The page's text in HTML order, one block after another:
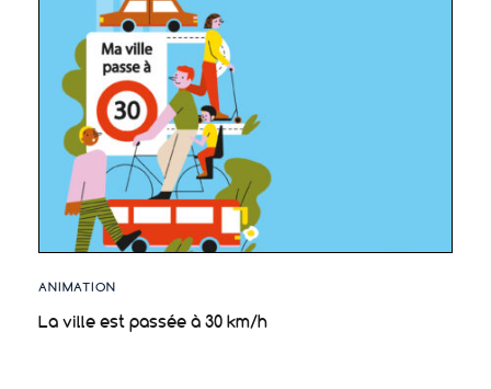
ANIMATION
La ville est passée à 30 km/h